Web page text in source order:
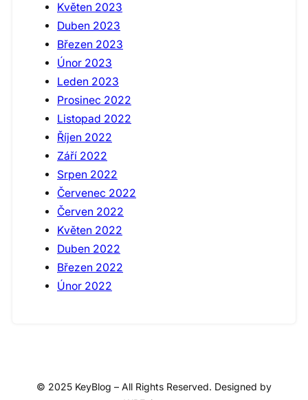
Květen 2023
Duben 2023
Březen 2023
Únor 2023
Leden 2023
Prosinec 2022
Listopad 2022
Říjen 2022
Září 2022
Srpen 2022
Červenec 2022
Červen 2022
Květen 2022
Duben 2022
Březen 2022
Únor 2022
© 2025 KeyBlog – All Rights Reserved. Designed by